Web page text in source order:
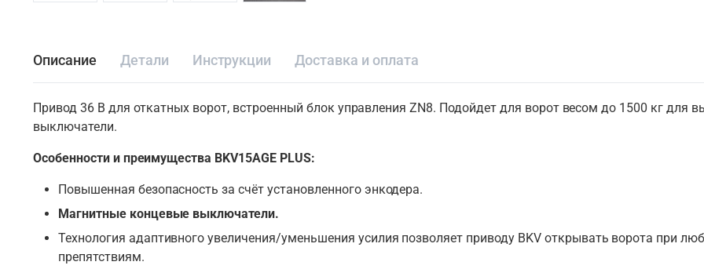
Описание Детали Инструкции Доставка и оплата
Привод 36 В для откатных ворот, встроенный блок управления ZN8. Подойдет для ворот весом до 1500 кг для
выключатели.
Особенности и преимущества BKV15AGE PLUS:
Повышенная безопасность за счёт установленного энкодера.
Магнитные концевые выключатели.
Технология адаптивного увеличения/уменьшения усилия позволяет приводу BKV открывать ворота при
препятствиям.